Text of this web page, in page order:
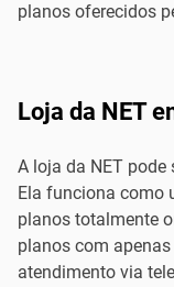
planos oferecidos
Loja da NET
A loja da NET
Ela funciona como
planos totalmente
planos com
atendimento via